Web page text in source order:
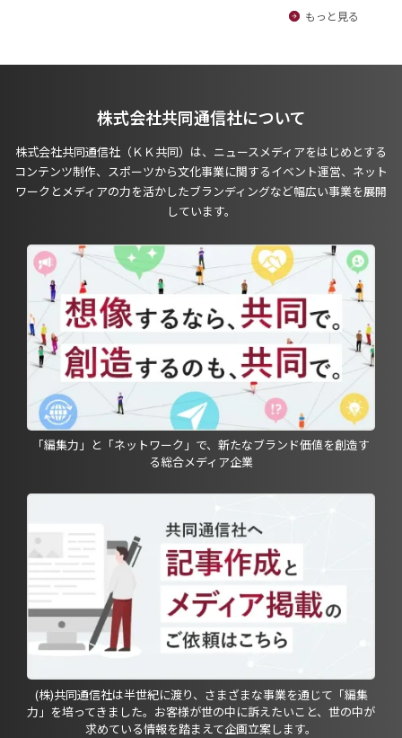
もっと見る
株式会社共同通信社について
株式会社共同通信社（ＫＫ共同）は、ニュースメディアをはじめとする
コンテンツ制作、スポーツから文化事業に関するイベント運営、ネット
ワークとメディアの力を活かしたブランディングなど幅広い事業を展開
しています。
「編集力」と「ネットワーク」で、新たなブランド価値を創造す
る総合メディア企業
(株)共同通信社は半世紀に渡り、さまざまな事業を通じて「編集
力」を培ってきました。お客様が世の中に訴えたいこと、世の中が
求めている情報を踏まえて企画立案します。